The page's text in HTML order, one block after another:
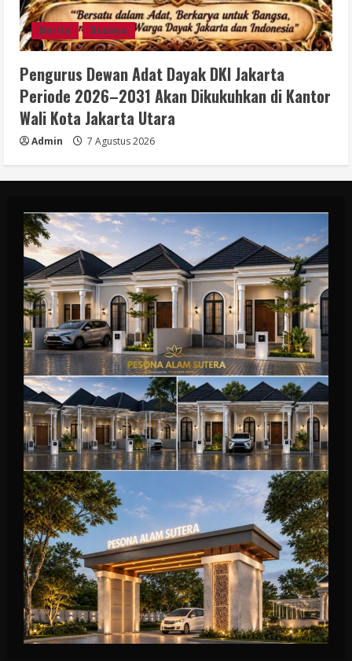
Berita Budaya
Pengurus Dewan Adat Dayak DKI Jakarta
Periode 2026–2031 Akan Dikukuhkan di Kantor
Wali Kota Jakarta Utara
Admin 7 Agustus 2026